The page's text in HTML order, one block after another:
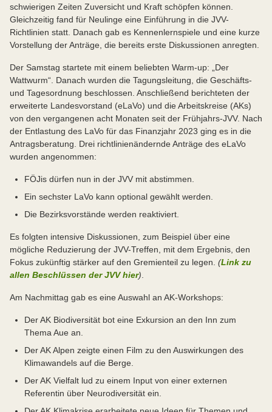
schwierigen Zeiten Zuversicht und Kraft schöpfen können.
Gleichzeitig fand für Neulinge eine Einführung in die JVV-
Richtlinien statt. Danach gab es Kennenlernspiele und eine kurze
Vorstellung der Anträge, die bereits erste Diskussionen anregten.
Der Samstag startete mit einem beliebten Warm-up: „Der
Wattwurm“. Danach wurden die Tagungsleitung, die Geschäfts-
und Tagesordnung beschlossen. Anschließend berichteten der
erweiterte Landesvorstand (eLaVo) und die Arbeitskreise (AKs)
von den vergangenen acht Monaten seit der Frühjahrs-JVV. Nach
der Entlastung des LaVo für das Finanzjahr 2023 ging es in die
Antragsberatung. Drei richtlinienändernde Anträge des eLaVo
wurden angenommen:
FÖJis dürfen nun in der JVV mit abstimmen.
Ein sechster LaVo kann optional gewählt werden.
Die Bezirksvorstände werden reaktiviert.
Es folgten intensive Diskussionen, zum Beispiel über eine
mögliche Reduzierung der JVV-Treffen, mit dem Ergebnis, den
Fokus zukünftig stärker auf den Gremienteil zu legen. (Link zu
allen Beschlüssen der JVV hier).
Am Nachmittag gab es eine Auswahl an AK-Workshops:
Der AK Biodiversität bot eine Exkursion an den Inn zum
Thema Aue an.
Der AK Alpen zeigte einen Film zu den Auswirkungen des
Klimawandels auf die Berge.
Der AK Vielfalt lud zu einem Input von einer externen
Referentin über Neurodiversität ein.